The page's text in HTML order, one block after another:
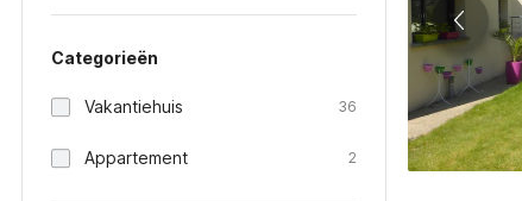
Categorieën
Vakantiehuis 36
Appartement 2